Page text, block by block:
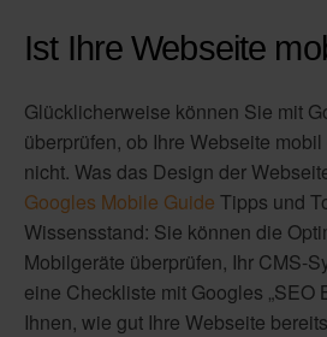
Ist Ihre Webseite
Glücklicherweise können Sie mit
überprüfen, ob Ihre Webseite
nicht. Was das Design der
Googles Mobile Guide Tipps und
Wissensstand: Sie können die
Mobilgeräte überprüfen, Ihr CMS-
eine Checkliste mit Googles „SEO
Ihnen, wie gut Ihre Webseite